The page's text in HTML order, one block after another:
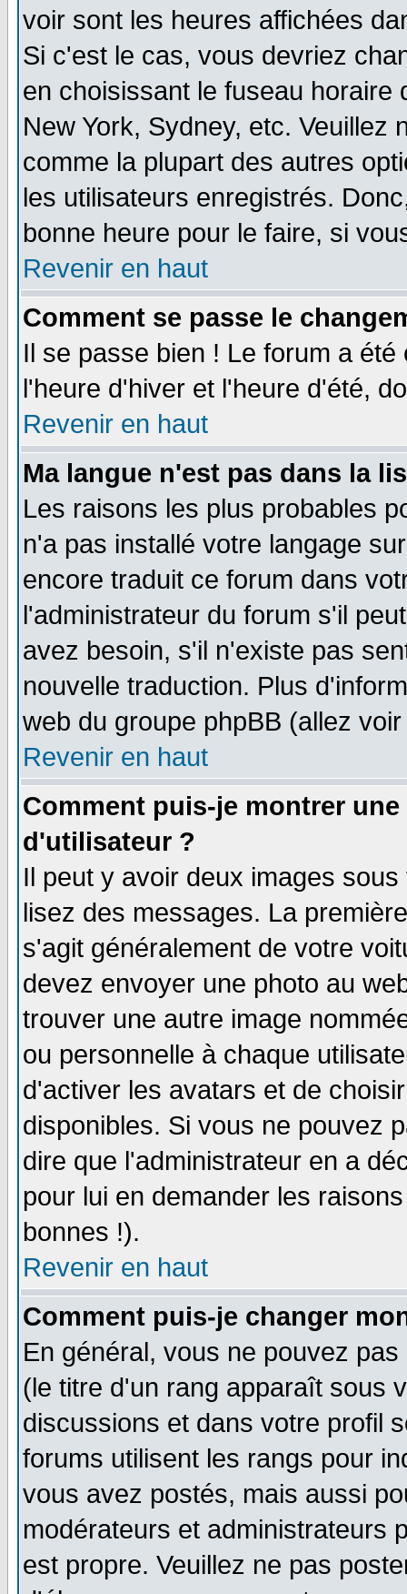
voir sont les heures affichées
Si c'est le cas, vous devriez
en choisissant le fuseau
New York, Sydney, etc. Veuillez
comme la plupart des autres
les utilisateurs enregistrés.
bonne heure pour le faire, si
Revenir en haut
Comment se passe le
Il se passe bien ! Le forum a
l'heure d'hiver et l'heure d'été,
Revenir en haut
Ma langue n'est pas dans la
Les raisons les plus probables
n'a pas installé votre langage
encore traduit ce forum dans
l'administrateur du forum s'il
avez besoin, s'il n'existe pas
nouvelle traduction. Plus
web du groupe phpBB (allez
Revenir en haut
Comment puis-je montrer
d'utilisateur ?
Il peut y avoir deux images
lisez des messages. La
s'agit généralement de votre
devez envoyer une photo au
trouver une autre image
ou personnelle à chaque
d'activer les avatars et de
disponibles. Si vous ne pouvez
dire que l'administrateur en a
pour lui en demander les
bonnes !).
Revenir en haut
Comment puis-je changer
En général, vous ne pouvez
(le titre d'un rang apparaît sous
discussions et dans votre profil
forums utilisent les rangs pour
vous avez postés, mais aussi
modérateurs et administrateurs
est propre. Veuillez ne pas